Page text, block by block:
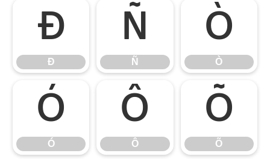
Ð
Ð
Ñ
Ñ
Ò
Ò
Ó
Ó
Ô
Ô
Õ
Õ